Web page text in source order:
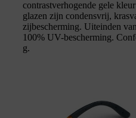
contrastverhogende gele
glazen zijn condensvrij,
zijbescherming. Uiteinden
100% UV-bescherming.
g.